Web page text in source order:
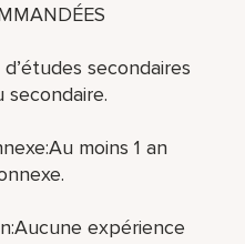
secondaires
secondaire.
moins 1 an
expérience